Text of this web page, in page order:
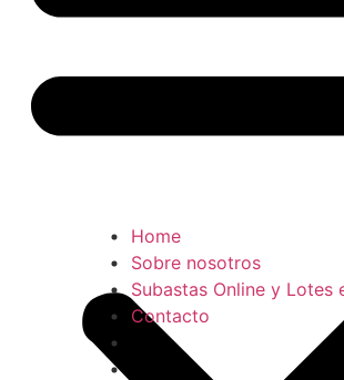
Home
Sobre nosotros
Subastas Online y Lotes
Contacto